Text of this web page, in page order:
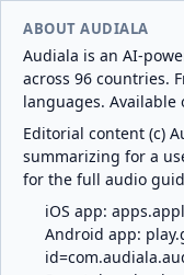
ABOUT AUDIALA
Audiala is an AI-
across 96 countries.
languages. Available
Editorial content (c)
summarizing for a
for the full audio
iOS app:
Android app: